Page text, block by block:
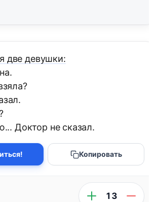
две девушки:
Доктор не сказал.
Копировать
13